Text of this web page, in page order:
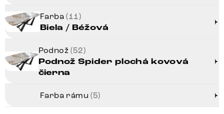
Farba(11)
Biela / Béžová
Podnož(52)
Podnož Spider plochá kovová
čierna
Farba rámu(5)